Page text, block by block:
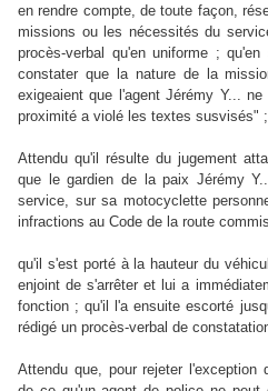
en rendre compte, de toute façon,
missions ou les nécessités du
procès-verbal qu'en uniforme ;
constater que la nature de la
exigeaient que l'agent Jérémy Y...
proximité a violé les textes susvisés" ;
Attendu qu'il résulte du jugement
que le gardien de la paix Jérémy
service, sur sa motocyclette
infractions au Code de la route
qu'il s'est porté à la hauteur du
enjoint de s'arrêter et lui a
fonction ; qu'il l'a ensuite escorté
rédigé un procès-verbal de
Attendu que, pour rejeter l'exception